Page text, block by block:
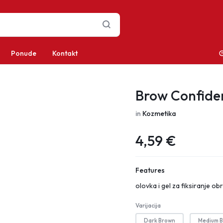
Ponude Kontakt
Brow
in Kozmetika
4,59 €
Features
olovka i gel za fiksiranje
Varijacija
Dark Brown Medium